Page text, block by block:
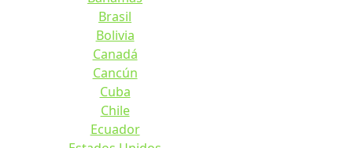
Brasil
Bolivia
Canadá
Cancún
Cuba
Chile
Ecuador